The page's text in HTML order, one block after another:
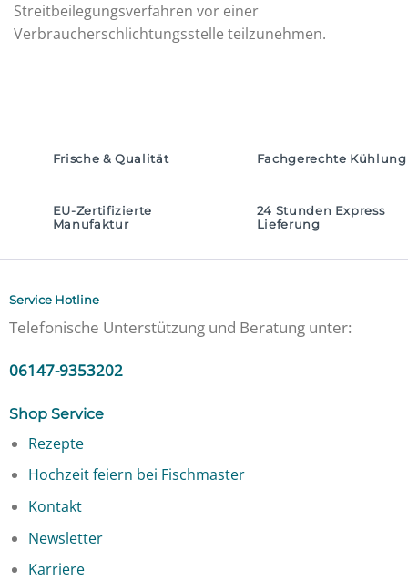
Streitbeilegungsverfahren vor einer
Verbraucherschlichtungsstelle teilzunehmen.
Frische & Qualität Fachgerechte Kühlung
EU-Zertifizierte
Manufaktur
24 Stunden Express
Lieferung
Service Hotline
Telefonische Unterstützung und Beratung unter:
06147-9353202
Shop Service
Rezepte
Hochzeit feiern bei Fischmaster
Kontakt
Newsletter
Karriere